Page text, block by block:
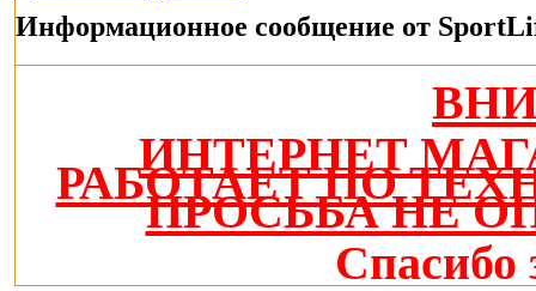
Информационное сообщение от
ИНТЕРНЕТ
РАБОТАЕТ ПО
ПРОСЬБА НЕ
Спасибо